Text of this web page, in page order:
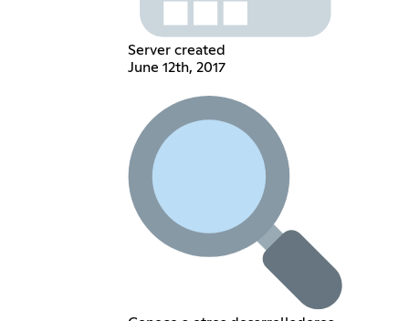
Server created
June 12th, 2017